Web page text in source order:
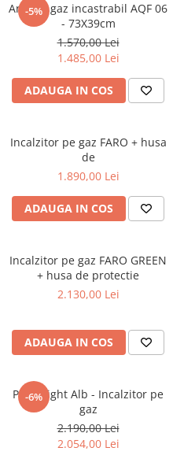
-5%
Arzator gaz incastrabil AQF 06
- 73X39cm
1.570,00 Lei
1.485,00 Lei
ADAUGA IN COS
Incalzitor pe gaz FARO + husa
de
1.890,00 Lei
ADAUGA IN COS
Incalzitor pe gaz FARO GREEN
+ husa de protectie
2.130,00 Lei
ADAUGA IN COS
-6%
Patio Light Alb - Incalzitor pe
gaz
2.190,00 Lei
2.054,00 Lei